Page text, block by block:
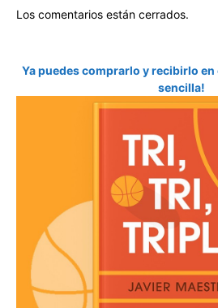
Los comentarios están cerrados.
Ya puedes comprarlo y recibirlo en
sencilla!